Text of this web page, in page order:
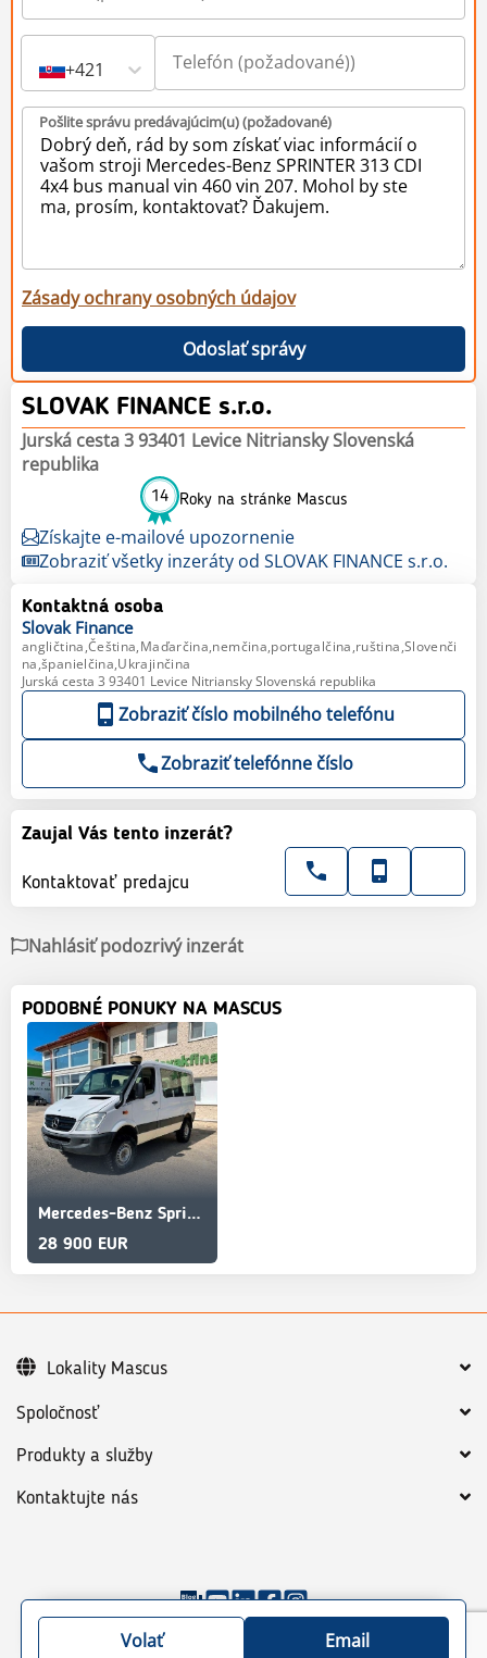
+421
Pošlite správu predávajúcim(u) (požadované)
Zásady ochrany osobných údajov
Odoslať správy
SLOVAK FINANCE s.r.o.
Jurská cesta 3 93401 Levice Nitriansky Slovenská
republika
14 Roky na stránke Mascus
Získajte e-mailové upozornenie
Zobraziť všetky inzeráty od SLOVAK FINANCE s.r.o.
Kontaktná osoba
Slovak Finance
angličtina,Čeština,Maďarčina,nemčina,portugalčina,ruština,Slovenči
na,španielčina,Ukrajinčina
Jurská cesta 3 93401 Levice Nitriansky Slovenská republika
Zobraziť číslo mobilného telefónu
Zobraziť telefónne číslo
Zaujal Vás tento inzerát?
Kontaktovať predajcu
Nahlásiť podozrivý inzerát
PODOBNÉ PONUKY NA MASCUS
Mercedes-Benz Sprinter 313 CDI 4x4 bus manual vin 207
28 900 EUR
Spoločnosť
Produkty a služby
Kontaktujte nás
2026 Mascus
Všeobecné podmienky
Lokality Mascus
Volať Email